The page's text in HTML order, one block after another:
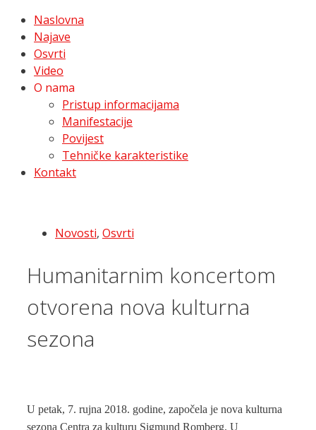
Naslovna
Najave
Osvrti
Video
O nama
Pristup informacijama
Manifestacije
Povijest
Tehničke karakteristike
Kontakt
Novosti, Osvrti
Humanitarnim koncertom
otvorena nova kulturna
sezona
U petak, 7. rujna 2018. godine, započela je nova kulturna
sezona Centra za kulturu Sigmund Romberg. U